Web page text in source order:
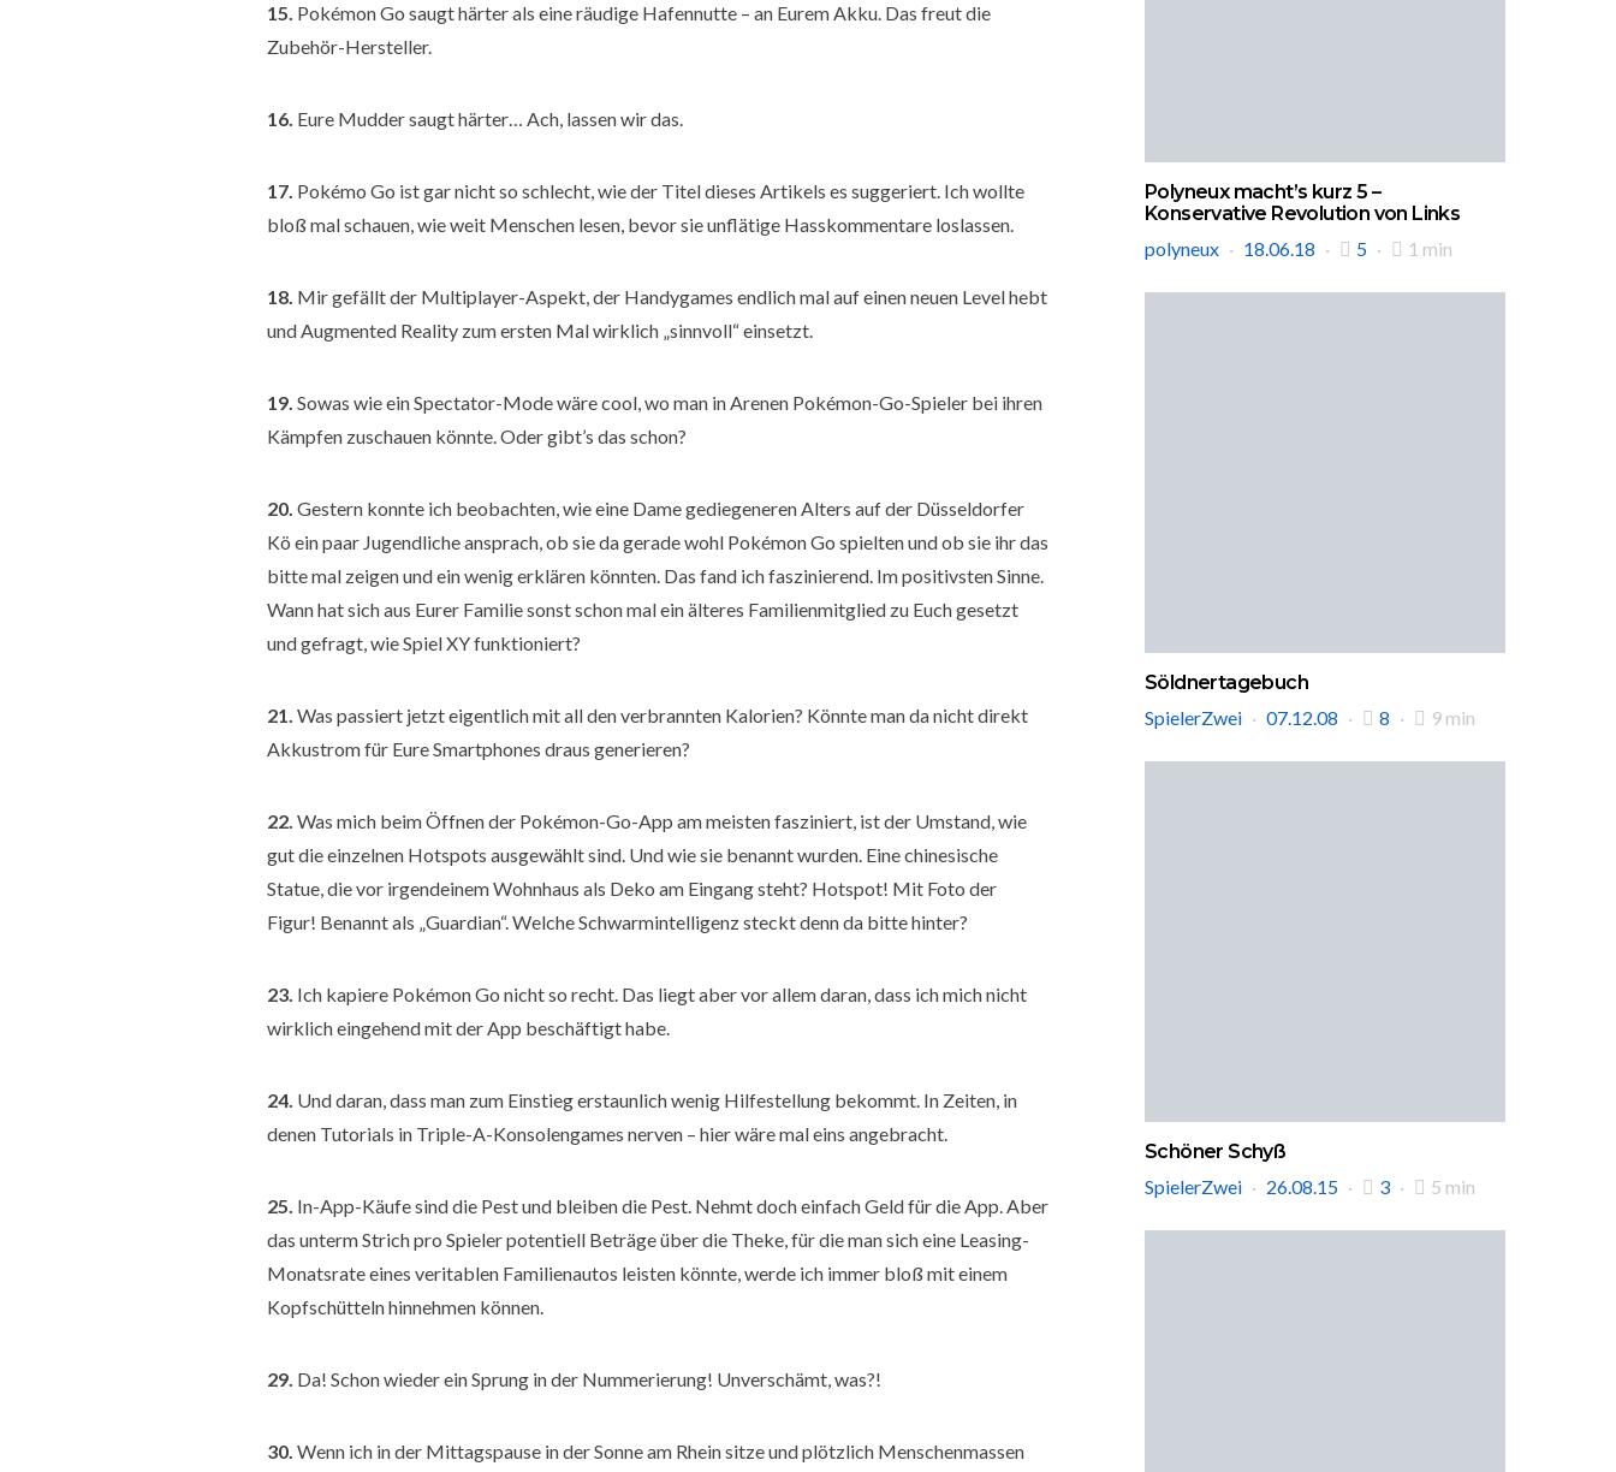
15. Pokémon Go saugt härter als eine räudige Hafennutte – an Eurem Akku. Das freut die
Zubehör-Hersteller.
16. Eure Mudder saugt härter… Ach, lassen wir das.
17. Pokémo Go ist gar nicht so schlecht, wie der Titel dieses Artikels es suggeriert. Ich wollte
bloß mal schauen, wie weit Menschen lesen, bevor sie unflätige Hasskommentare loslassen.
18. Mir gefällt der Multiplayer-Aspekt, der Handygames endlich mal auf einen neuen Level hebt
und Augmented Reality zum ersten Mal wirklich „sinnvoll“ einsetzt.
19. Sowas wie ein Spectator-Mode wäre cool, wo man in Arenen Pokémon-Go-Spieler bei ihren
Kämpfen zuschauen könnte. Oder gibt’s das schon?
20. Gestern konnte ich beobachten, wie eine Dame gediegeneren Alters auf der Düsseldorfer
Kö ein paar Jugendliche ansprach, ob sie da gerade wohl Pokémon Go spielten und ob sie ihr das
bitte mal zeigen und ein wenig erklären könnten. Das fand ich faszinierend. Im positivsten Sinne.
Wann hat sich aus Eurer Familie sonst schon mal ein älteres Familienmitglied zu Euch gesetzt
und gefragt, wie Spiel XY funktioniert?
21. Was passiert jetzt eigentlich mit all den verbrannten Kalorien? Könnte man da nicht direkt
Akkustrom für Eure Smartphones draus generieren?
22. Was mich beim Öffnen der Pokémon-Go-App am meisten fasziniert, ist der Umstand, wie
gut die einzelnen Hotspots ausgewählt sind. Und wie sie benannt wurden. Eine chinesische
Statue, die vor irgendeinem Wohnhaus als Deko am Eingang steht? Hotspot! Mit Foto der
Figur! Benannt als „Guardian“. Welche Schwarmintelligenz steckt denn da bitte hinter?
23. Ich kapiere Pokémon Go nicht so recht. Das liegt aber vor allem daran, dass ich mich nicht
wirklich eingehend mit der App beschäftigt habe.
24. Und daran, dass man zum Einstieg erstaunlich wenig Hilfestellung bekommt. In Zeiten, in
denen Tutorials in Triple-A-Konsolengames nerven – hier wäre mal eins angebracht.
25. In-App-Käufe sind die Pest und bleiben die Pest. Nehmt doch einfach Geld für die App. Aber
das unterm Strich pro Spieler potentiell Beträge über die Theke, für die man sich eine Leasing-
Monatsrate eines veritablen Familienautos leisten könnte, werde ich immer bloß mit einem
Kopfschütteln hinnehmen können.
29. Da! Schon wieder ein Sprung in der Nummerierung! Unverschämt, was?!
30. Wenn ich in der Mittagspause in der Sonne am Rhein sitze und plötzlich Menschenmassen
Polyneux macht’s kurz 5 –
Konservative Revolution von Links
polyneux
18.06.18 5 1 min
Söldnertagebuch
SpielerZwei
07.12.08 8 9 min
Schöner Schyß
SpielerZwei
26.08.15 3 5 min